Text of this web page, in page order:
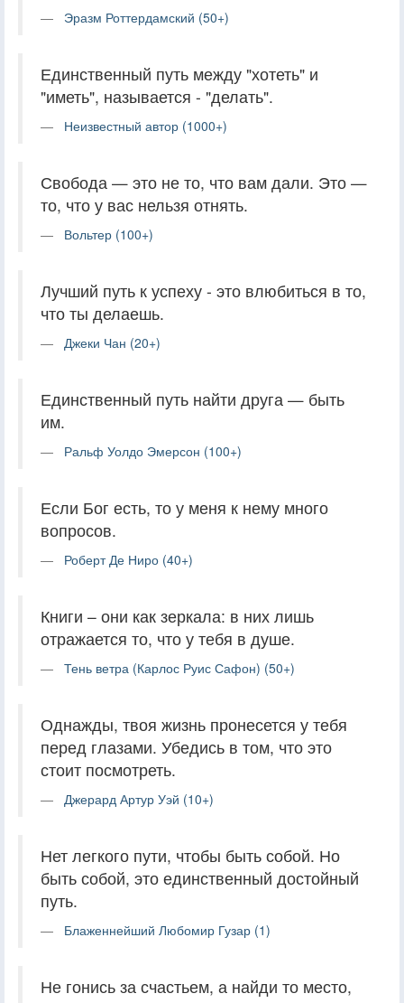
Эразм Роттердамский (50+)
Единственный путь между "хотеть" и
"иметь", называется - "делать".
Неизвестный автор (1000+)
Свобода — это не то, что вам дали. Это —
то, что у вас нельзя отнять.
Вольтер (100+)
Лучший путь к успеху - это влюбиться в то,
что ты делаешь.
Джеки Чан (20+)
Единственный путь найти друга — быть
им.
Ральф Уолдо Эмерсон (100+)
Если Бог есть, то у меня к нему много
вопросов.
Роберт Де Ниро (40+)
Книги – они как зеркала: в них лишь
отражается то, что у тебя в душе.
Тень ветра (Карлос Руис Сафон) (50+)
Однажды, твоя жизнь пронесется у тебя
перед глазами. Убедись в том, что это
стоит посмотреть.
Джерард Артур Уэй (10+)
Нет легкого пути, чтобы быть собой. Но
быть собой, это единственный достойный
путь.
Блаженнейший Любомир Гузар (1)
Не гонись за счастьем, а найди то место,